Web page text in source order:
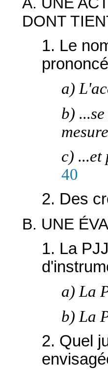
DONT
1. Le
a)
b)
c) ...et
40
2. Des
B. UNE
1. La
a) La
b) La
2. Quel